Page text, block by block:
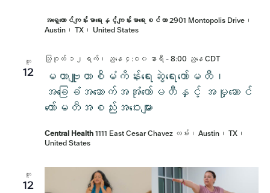
အရှေ့တောင်ကျန်းမာရေးနှင့်ကျန်းမာရေးစင်တာ2901 Montopolis Drive၊
Austin၊ TX၊ United States
ဟူး
12
မဟာဗျူဟာစီမံကိန်းရေးဆွဲရေးကော်မတီ၊
အခြေခံအဆောက်အအုံကော်မတီနှင့် အမှုဆောင်
ကော်မတီအစည်းအဝေးများ
သြဂုတ် ၁၂ ရက်၊ ညနေ ၄:၀၀ နာရီ -8:00 ညနေ CDT
Central Health1111 East Cesar Chavez လမ်း၊ Austin၊ TX၊
United States
ဟူး
12